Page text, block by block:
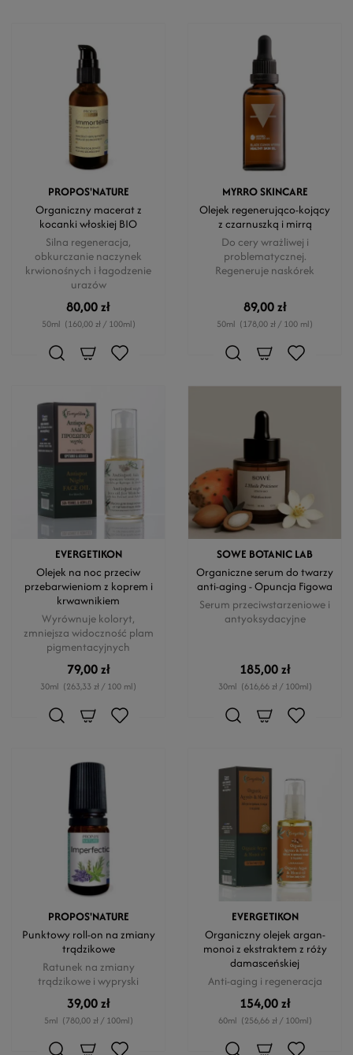
PROPOS'NATURE
Organiczny macerat z
kocanki włoskiej BIO
Silna regeneracja,
obkurczanie naczynek
krwionośnych i łagodzenie
urazów
80,00 zł
50ml (160,00 zł / 100ml)
MYRRO SKINCARE
Olejek regenerująco-kojący
z czarnuszką i mirrą
Do cery wrażliwej i
problematycznej.
Regeneruje naskórek
89,00 zł
50ml (178,00 zł / 100 ml)
EVERGETIKON
Olejek na noc przeciw
przebarwieniom z koprem i
krwawnikiem
Wyrównuje koloryt,
zmniejsza widoczność plam
pigmentacyjnych
79,00 zł
30ml (263,33 zł / 100 ml)
SOWE BOTANIC LAB
Organiczne serum do twarzy
anti-aging - Opuncja Figowa
Serum przeciwstarzeniowe i
antyoksydacyjne
185,00 zł
30ml (616,66 zł / 100ml)
PROPOS'NATURE
Punktowy roll-on na zmiany
trądzikowe
Ratunek na zmiany
trądzikowe i wypryski
39,00 zł
5ml (780,00 zł / 100ml)
EVERGETIKON
Organiczny olejek argan-
monoi z ekstraktem z róży
damasceńskiej
Anti-aging i regeneracja
154,00 zł
60ml (256,66 zł / 100ml)